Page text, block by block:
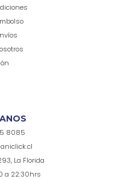
8085
La Florida
a 22:30hrs